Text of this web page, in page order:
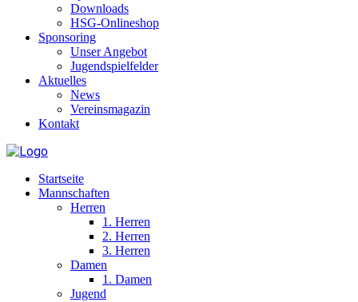
Downloads
HSG-Onlineshop
Sponsoring
Unser Angebot
Jugendspielfelder
Aktuelles
News
Vereinsmagazin
Kontakt
Startseite
Mannschaften
Herren
1. Herren
2. Herren
3. Herren
Damen
1. Damen
Jugend